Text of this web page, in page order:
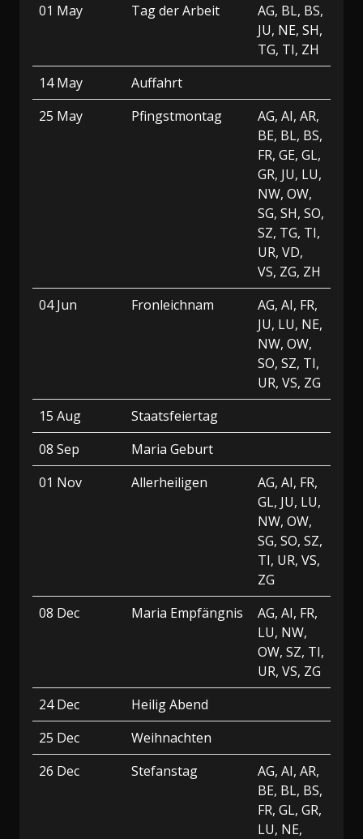
01 May
Tag der Arbeit
AG, BL, BS,
JU, NE, SH,
TG, TI, ZH
14 May
Auffahrt
25 May
Pfingstmontag
AG, AI, AR,
BE, BL, BS,
FR, GE, GL,
GR, JU, LU,
NW, OW,
SG, SH, SO,
SZ, TG, TI,
UR, VD,
VS, ZG, ZH
04 Jun
Fronleichnam
AG, AI, FR,
JU, LU, NE,
NW, OW,
SO, SZ, TI,
UR, VS, ZG
15 Aug
Staatsfeiertag
08 Sep
Maria Geburt
01 Nov
Allerheiligen
AG, AI, FR,
GL, JU, LU,
NW, OW,
SG, SO, SZ,
TI, UR, VS,
ZG
08 Dec
Maria Empfängnis
AG, AI, FR,
LU, NW,
OW, SZ, TI,
UR, VS, ZG
24 Dec
Heilig Abend
25 Dec
Weihnachten
26 Dec
Stefanstag
AG, AI, AR,
BE, BL, BS,
FR, GL, GR,
LU, NE,